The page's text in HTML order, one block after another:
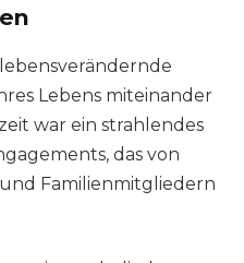
Lebens miteinander
war ein strahlendes
das von
Familienmitgliedern